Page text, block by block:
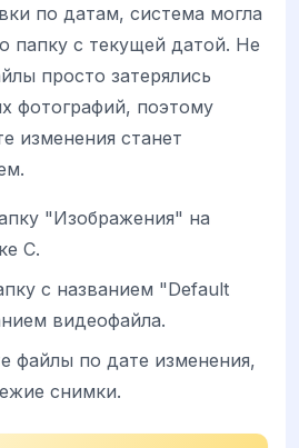
по датам, система могла
папку с текущей датой. Не
просто затерялись
фотографий, поэтому
изменения станет
"Изображения" на
C.
с названием "Default
видеофайла.
файлы по дате изменения,
снимки.